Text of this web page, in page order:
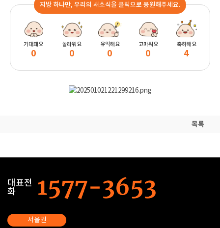
지방 하나만, 우리의 새소식을 클릭으로 응원해주세요.
기대돼요
0
놀라워요
0
유익해요
0
고마워요
0
축하해요
4
목록
대표전
화